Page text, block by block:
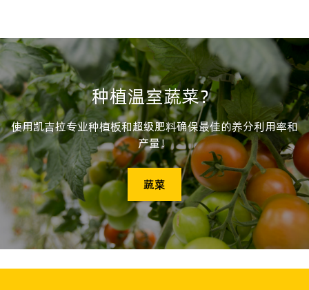
种植温室蔬菜？
使用凯吉拉专业种植板和超级肥料确保最佳的养分利用率和
产量！
蔬菜